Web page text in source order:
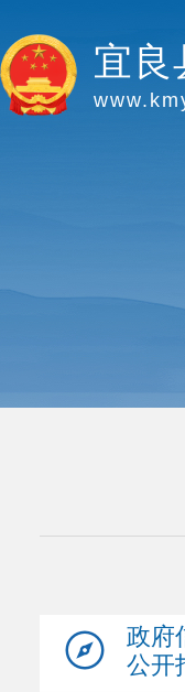
宜良
政府
公开